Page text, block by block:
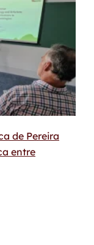
de Pereira
entre